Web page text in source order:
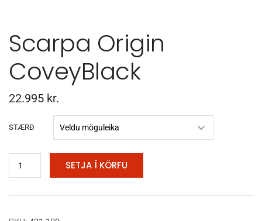
Scarpa Origin
CoveyBlack
22.995 kr.
STÆRÐ
SETJA Í KÖRFU